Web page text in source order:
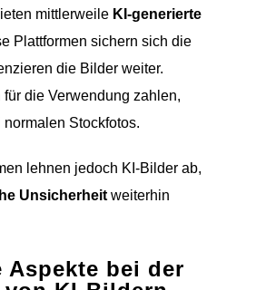
mittlerweile KI-generierte
Plattformen sichern sich die
die Bilder weiter.
für die Verwendung zahlen,
Stockfotos.
lehnen jedoch KI-Bilder ab,
Unsicherheitweiterhin
Aspekte bei der